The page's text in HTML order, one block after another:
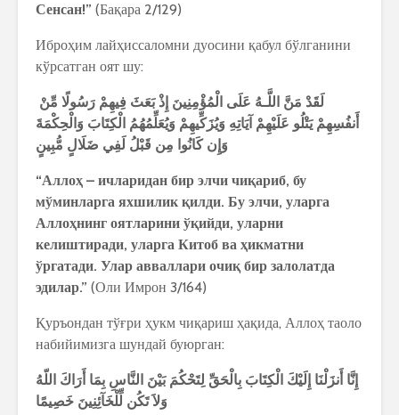
Сенсан!” (Бақара 2/129)
Иброҳим лайҳиссаломни дуосини қабул бўлганини
кўрсатган оят шу:
لَقَدْ مَنَّ اللَّـهُ عَلَى الْمُؤْمِنِينَ إِذْ بَعَثَ فِيهِمْ رَسُولًا مِّنْ
أَنفُسِهِمْ يَتْلُو عَلَيْهِمْ آيَاتِهِ وَيُزَكِّيهِمْ وَيُعَلِّمُهُمُ الْكِتَابَ وَالْحِكْمَةَ
وَإِن كَانُوا مِن قَبْلُ لَفِي ضَلَالٍ مُّبِينٍ
“Аллоҳ – ичларидан бир элчи чиқариб, бу
мўминларга яхшилик қилди. Бу элчи, уларга
Аллоҳнинг оятларини ўқийди, уларни
келиштиради, уларга Китоб ва ҳикматни
ўргатади. Улар авваллари очиқ бир залолатда
эдилар.” (Оли Имрон 3/164)
Қуръондан тўғри ҳукм чиқариш ҳақида, Аллоҳ таоло
набийимизга шундай буюрган:
إِنَّا أَنزَلْنَا إِلَيْكَ الْكِتَابَ بِالْحَقِّ لِتَحْكُمَ بَيْنَ النَّاسِ بِمَا أَرَاكَ اللّهُ
وَلاَ تَكُن لِّلْخَآئِنِينَ خَصِيمًا